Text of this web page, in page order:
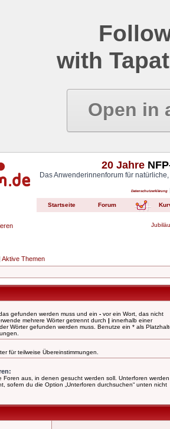
with
Open in
20 Jahre
Das Anwenderinnenforum für
Datenschutzerklärung
Startseite Forum
Aktive Themen
gefunden werden muss und ein - vor ein Wort, das nicht
mehrere Wörter getrennt durch | innerhalb einer
Wörter gefunden werden muss. Benutze ein * als
für teilweise Übereinstimmungen.
Foren aus, in denen gesucht werden soll. Unterforen werden
sofern du die Option „Unterforen durchsuchen“ unten nicht